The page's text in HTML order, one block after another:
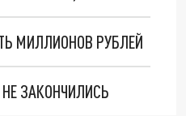
МИЛЛИОНОВ РУБЛЕЙ
ЗАКОНЧИЛИСЬ